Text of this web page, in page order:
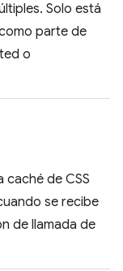
Solo está
parte de
o
caché de CSS
se recibe
de llamada de